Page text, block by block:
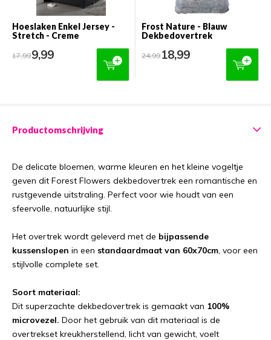
Hoeslaken Enkel Jersey -
Stretch - Creme
17,999,99
Frost Nature - Blauw
Dekbedovertrek
24,9918,99
Productomschrijving
De delicate bloemen, warme kleuren en het kleine vogeltje
geven dit Forest Flowers dekbedovertrek een romantische en
rustgevende uitstraling. Perfect voor wie houdt van een
sfeervolle, natuurlijke stijl.
Het overtrek wordt geleverd met de bijpassende
kussenslopen in een standaardmaat van 60x70cm , voor een
stijlvolle complete set.
Soort materiaal:
Dit superzachte dekbedovertrek is gemaakt van 100%
microvezel. Door het gebruik van dit materiaal is de
overtrekset kreukherstellend, licht van gewicht, voelt